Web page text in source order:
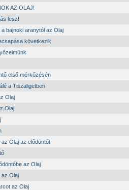
AZ OLAJ!
lesz!
bajnoki aranytól az Olaj
következik
első mérkőzésén
a Tiszaligetben
Olaj
Olaj
Olaj az elődöntőt
az Olaj
az Olaj
az Olaj